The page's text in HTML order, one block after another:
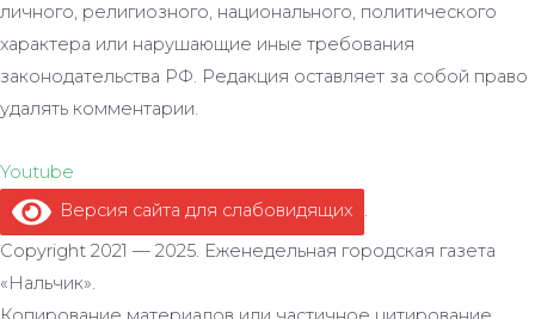
личного, религиозного, национального, политического
характера или нарушающие иные требования
законодательства РФ. Редакция оставляет за собой право
удалять комментарии.
Youtube
Версия сайта для слабовидящих
.
Copyright 2021 — 2025. Еженедельная городская газета
«Нальчик».